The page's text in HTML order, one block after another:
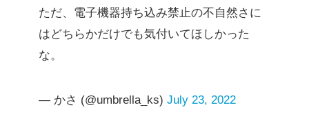
ただ、電子機器持ち込み禁止の不自然さに
はどちらかだけでも気付いてほしかった
な。
— かさ (@umbrella_ks) July 23, 2022